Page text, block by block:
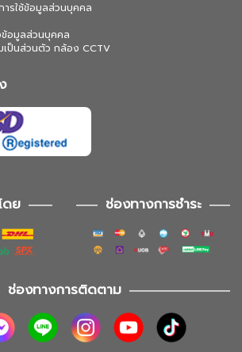
ารใช้ข้อมูลส่วนบุคคล
อมูลส่วนบุคคล
เป็นส่วนตัว กล้อง CCTV
ดย ช่องทางการชำระ
ช่องทางการติดตาม